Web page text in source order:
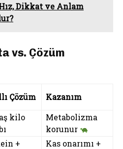
Dikkat ve Anlam
vs. Çözüm
Çözüm Kazanım
kilo
Metabolizma
korunur
+
Kas onarımı +